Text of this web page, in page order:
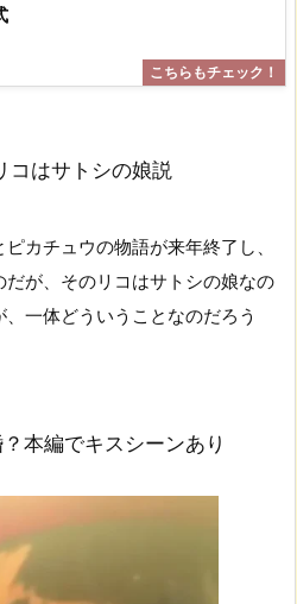
コはサトシの娘説
カチュウの物語が来年終了し、
が、そのリコはサトシの娘なの
一体どういうことなのだろう
本編でキスシーンあり